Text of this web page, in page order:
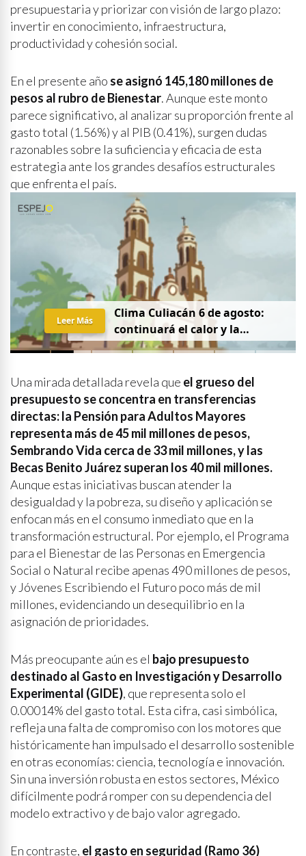
presupuestaria y priorizar con visión de largo plazo:
invertir en conocimiento, infraestructura,
productividad y cohesión social.
En el presente año se asignó 145,180 millones de
pesos al rubro de Bienestar. Aunque este monto
parece significativo, al analizar su proporción frente al
gasto total (1.56%) y al PIB (0.41%), surgen dudas
razonables sobre la suficiencia y eficacia de esta
estrategia ante los grandes desafíos estructurales
que enfrenta el país.
Clima Culiacán 6 de agosto:
continuará el calor y la
probabilidad de lluvia
Leer Más
Una mirada detallada revela que el grueso del
presupuesto se concentra en transferencias
directas: la Pensión para Adultos Mayores
representa más de 45 mil millones de pesos,
Sembrando Vida cerca de 33 mil millones, y las
Becas Benito Juárez superan los 40 mil millones.
Aunque estas iniciativas buscan atender la
desigualdad y la pobreza, su diseño y aplicación se
enfocan más en el consumo inmediato que en la
transformación estructural. Por ejemplo, el Programa
para el Bienestar de las Personas en Emergencia
Social o Natural recibe apenas 490 millones de pesos,
y Jóvenes Escribiendo el Futuro poco más de mil
millones, evidenciando un desequilibrio en la
asignación de prioridades.
Más preocupante aún es el bajo presupuesto
destinado al Gasto en Investigación y Desarrollo
Experimental (GIDE), que representa solo el
0.00014% del gasto total. Esta cifra, casi simbólica,
refleja una falta de compromiso con los motores que
históricamente han impulsado el desarrollo sostenible
en otras economías: ciencia, tecnología e innovación.
Sin una inversión robusta en estos sectores, México
difícilmente podrá romper con su dependencia del
modelo extractivo y de bajo valor agregado.
En contraste, el gasto en seguridad (Ramo 36)